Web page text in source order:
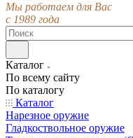
Мы работаем для Вас
с 1989 года
Каталог
По всему сайту
По каталогу
Каталог
Нарезное оружие
Гладкоствольное оружие